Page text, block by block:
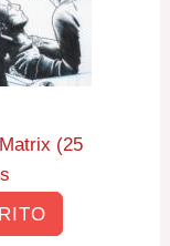
(25